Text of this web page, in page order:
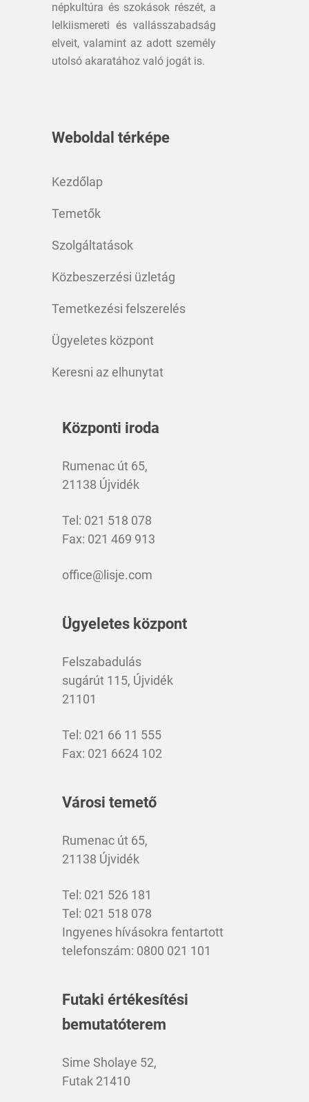
népkultúra és szokások részét, a
lelkiismereti és vallásszabadság
elveit, valamint az adott személy
utolsó akaratához való jogát is.
Weboldal térképe
Kezdőlap
Temetők
Szolgáltatások
Közbeszerzési üzletág
Temetkezési felszerelés
Ügyeletes központ
Keresni az elhunytat
Központi iroda
Rumenac út 65,
21138 Újvidék
Tel: 021 518 078
Fax: 021 469 913
office@lisje.com
Ügyeletes központ
Felszabadulás
sugárút 115, Újvidék
21101
Tel: 021 66 11 555
Fax: 021 6624 102
Városi temető
Rumenac út 65,
21138 Újvidék
Tel: 021 526 181
Tel: 021 518 078
Ingyenes hívásokra fentartott
telefonszám: 0800 021 101
Futaki értékesítési
bemutatóterem
Sime Sholaye 52,
Futak 21410